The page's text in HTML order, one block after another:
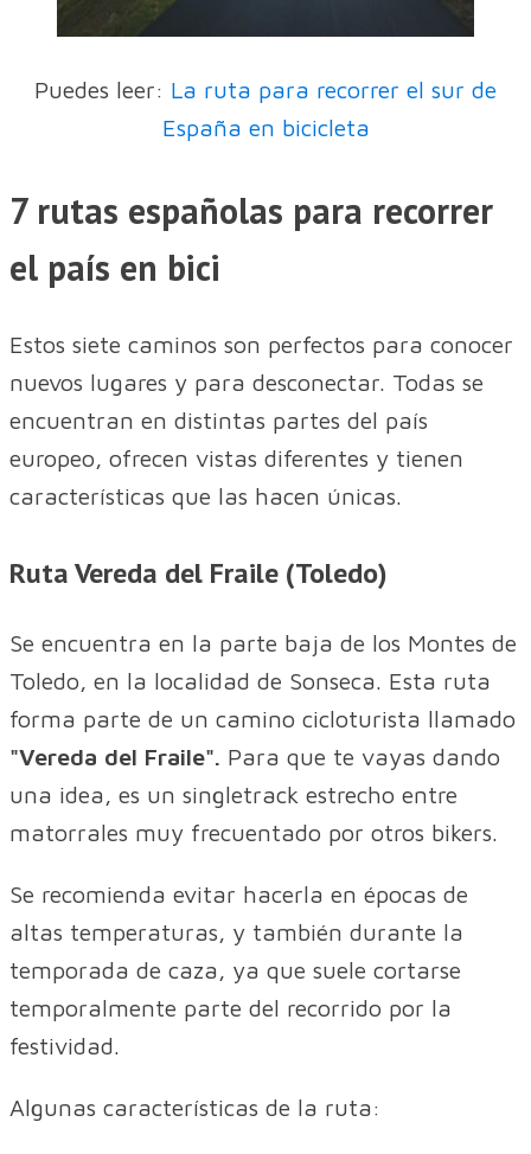
Puedes leer: La ruta para recorrer el sur de
España en bicicleta
7 rutas españolas para recorrer
el país en bici
Estos siete caminos son perfectos para conocer
nuevos lugares y para desconectar. Todas se
encuentran en distintas partes del país
europeo, ofrecen vistas diferentes y tienen
características que las hacen únicas.
Ruta Vereda del Fraile (Toledo)
Se encuentra en la parte baja de los Montes de
Toledo, en la localidad de Sonseca. Esta ruta
forma parte de un camino cicloturista llamado
"Vereda del Fraile". Para que te vayas dando
una idea, es un singletrack estrecho entre
matorrales muy frecuentado por otros bikers.
Se recomienda evitar hacerla en épocas de
altas temperaturas, y también durante la
temporada de caza, ya que suele cortarse
temporalmente parte del recorrido por la
festividad.
Algunas características de la ruta: